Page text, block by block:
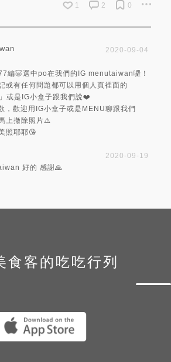
1 2 0
2020-09-04
編🐷選中po在我們的IG menutaiwan囉！
或有任何問題都可以用個人頁裡面的
或是IG小盒子跟我們說❤️
，歡迎用IG小盒子或是MENU聊跟我們
上撤除照片⚠️
照耶耶😘
2020-09-19
好的 感謝🙏
食客的吃吃行列